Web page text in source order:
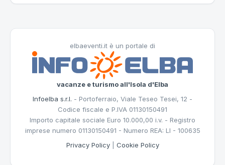
elbaeventi.it è un portale di
vacanze e turismo all'Isola d'Elba
Infoelba s.r.l. - Portoferraio, Viale Teseo Tesei, 12 -
Codice fiscale e P.IVA 01130150491
Importo capitale sociale Euro 10.000,00 i.v. - Registro
imprese numero 01130150491 - Numero REA: LI - 100635
Privacy Policy| Cookie Policy